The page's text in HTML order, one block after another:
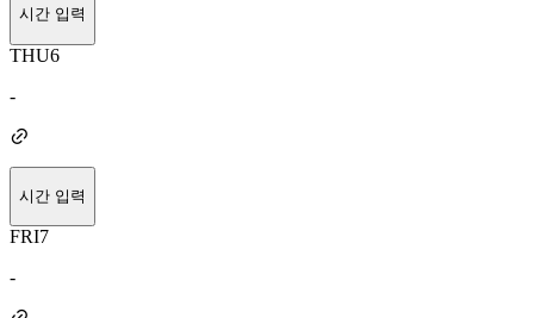
시간 입력
THU6
-
시간 입력
FRI7
-